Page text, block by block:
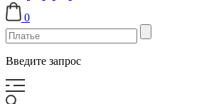
0
Введите запрос